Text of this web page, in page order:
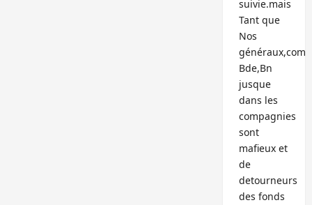
suivie.mais
Tant que
Nos
généraux,com
Bde,Bn
jusque
dans les
compagnies
sont
mafieux et
de
detourneurs
des fonds